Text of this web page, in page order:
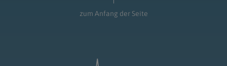
zum Anfang der Seite